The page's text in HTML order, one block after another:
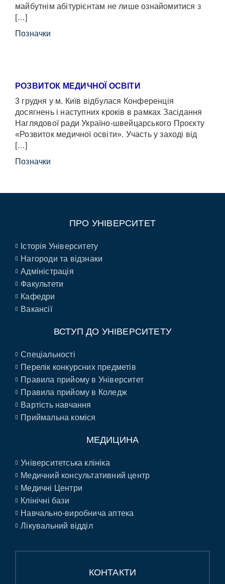
майбутнім абітурієнтам не лише ознайомитися з
[…]
Позначки
РОЗВИТОК МЕДИЧНОЇ ОСВІТИ
3 грудня у м. Київ відбулася Конференція
досягнень і наступних кроків в рамках Засідання
Наглядової ради Україно-швейцарського Проєкту
«Розвиток медичної освіти». Участь у заході від
[…]
Позначки
ПРО УНІВЕРСИТЕТ
Історія Університету
Нагороди та відзнаки
Адміністрація
Факультети
Кафедри
Вакансії
ВСТУП ДО УНІВЕРСИТЕТУ
Спеціальності
Перелік конкурсних предметів
Правила прийому в Університет
Правила прийому в Коледж
Вартість навчання
Приймальна коміся
МЕДИЦИНА
Університетська клініка
Медичний консультативний центр
Медичні Центри
Клінічні бази
Навчально-виробнича аптека
Лікувальний відділ
КОНТАКТИ